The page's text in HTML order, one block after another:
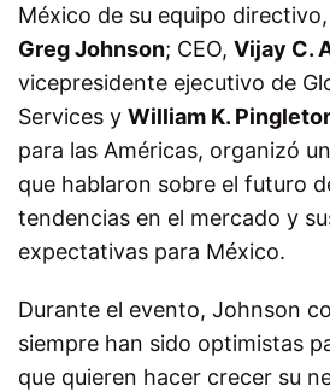
México de su equipo
Greg Johnson; CEO, Vijay C.
vicepresidente ejecutivo de
Services y William K.
para las Américas, organizó
que hablaron sobre el futuro
tendencias en el mercado y
expectativas para México.
Durante el evento, Johnson
siempre han sido optimistas
que quieren hacer crecer su